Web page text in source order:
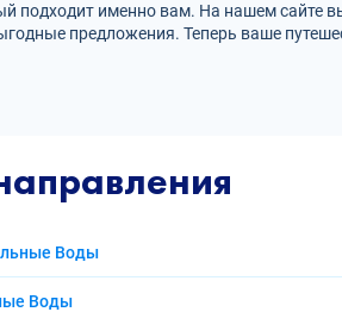
подходит именно вам. На нашем
предложения. Теперь ваше
Воды
Воды